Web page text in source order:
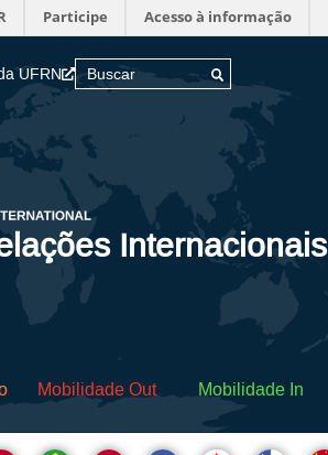
Participe Acesso à informação
UFRN
Internacionais
Mobilidade Out Mobilidade In